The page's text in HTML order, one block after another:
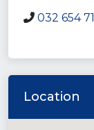
032 654
Location